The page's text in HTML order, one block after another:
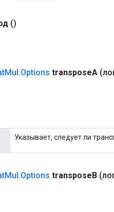
()
Mul.Options transposeA
Указывает, следует ли
Mul.Options transposeB